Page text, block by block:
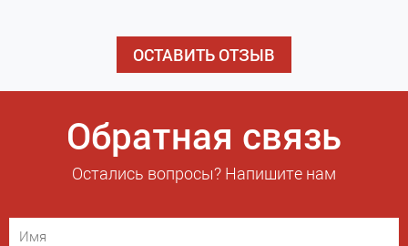
ОСТАВИТЬ ОТЗЫВ
Обратная связь
Остались вопросы? Напишите нам